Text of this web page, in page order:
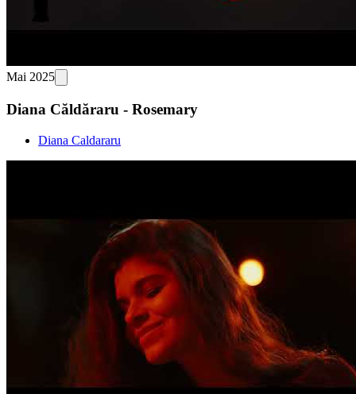
Mai 2025
Diana Căldăraru - Rosemary
Diana Caldararu